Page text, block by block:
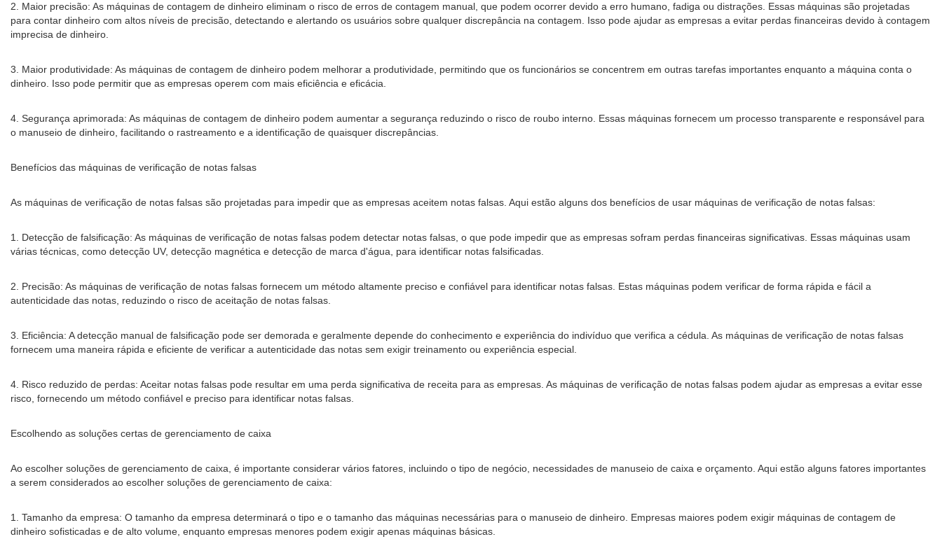
2. Maior precisão: As máquinas de contagem de dinheiro eliminam o risco de erros de contagem manual, que podem ocorrer devido a erro humano, fadiga ou distrações. Essas máquinas são projetadas
para contar dinheiro com altos níveis de precisão, detectando e alertando os usuários sobre qualquer discrepância na contagem. Isso pode ajudar as empresas a evitar perdas financeiras devido à contagem
imprecisa de dinheiro.
3. Maior produtividade: As máquinas de contagem de dinheiro podem melhorar a produtividade, permitindo que os funcionários se concentrem em outras tarefas importantes enquanto a máquina conta o
dinheiro. Isso pode permitir que as empresas operem com mais eficiência e eficácia.
4. Segurança aprimorada: As máquinas de contagem de dinheiro podem aumentar a segurança reduzindo o risco de roubo interno. Essas máquinas fornecem um processo transparente e responsável para
o manuseio de dinheiro, facilitando o rastreamento e a identificação de quaisquer discrepâncias.
Benefícios das máquinas de verificação de notas falsas
As máquinas de verificação de notas falsas são projetadas para impedir que as empresas aceitem notas falsas. Aqui estão alguns dos benefícios de usar máquinas de verificação de notas falsas:
1. Detecção de falsificação: As máquinas de verificação de notas falsas podem detectar notas falsas, o que pode impedir que as empresas sofram perdas financeiras significativas. Essas máquinas usam
várias técnicas, como detecção UV, detecção magnética e detecção de marca d'água, para identificar notas falsificadas.
2. Precisão: As máquinas de verificação de notas falsas fornecem um método altamente preciso e confiável para identificar notas falsas. Estas máquinas podem verificar de forma rápida e fácil a
autenticidade das notas, reduzindo o risco de aceitação de notas falsas.
3. Eficiência: A detecção manual de falsificação pode ser demorada e geralmente depende do conhecimento e experiência do indivíduo que verifica a cédula. As máquinas de verificação de notas falsas
fornecem uma maneira rápida e eficiente de verificar a autenticidade das notas sem exigir treinamento ou experiência especial.
4. Risco reduzido de perdas: Aceitar notas falsas pode resultar em uma perda significativa de receita para as empresas. As máquinas de verificação de notas falsas podem ajudar as empresas a evitar esse
risco, fornecendo um método confiável e preciso para identificar notas falsas.
Escolhendo as soluções certas de gerenciamento de caixa
Ao escolher soluções de gerenciamento de caixa, é importante considerar vários fatores, incluindo o tipo de negócio, necessidades de manuseio de caixa e orçamento. Aqui estão alguns fatores importantes
a serem considerados ao escolher soluções de gerenciamento de caixa:
1. Tamanho da empresa: O tamanho da empresa determinará o tipo e o tamanho das máquinas necessárias para o manuseio de dinheiro. Empresas maiores podem exigir máquinas de contagem de
dinheiro sofisticadas e de alto volume, enquanto empresas menores podem exigir apenas máquinas básicas.